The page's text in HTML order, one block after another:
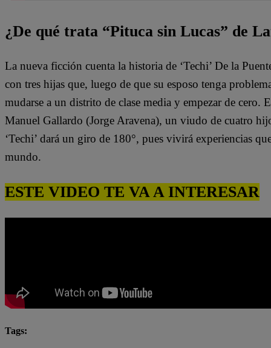
¿De qué trata “Pituca sin Lucas” de
La nueva ficción cuenta la historia de ‘Techi’ De la
con tres hijas que, luego de que su esposo tenga
mudarse a un distrito de clase media y empezar de cero.
Manuel Gallardo (Jorge Aravena), un viudo de cuatro
‘Techi’ dará un giro de 180°, pues vivirá experiencias
mundo.
ESTE VIDEO TE VA A INTERESAR
Tags: